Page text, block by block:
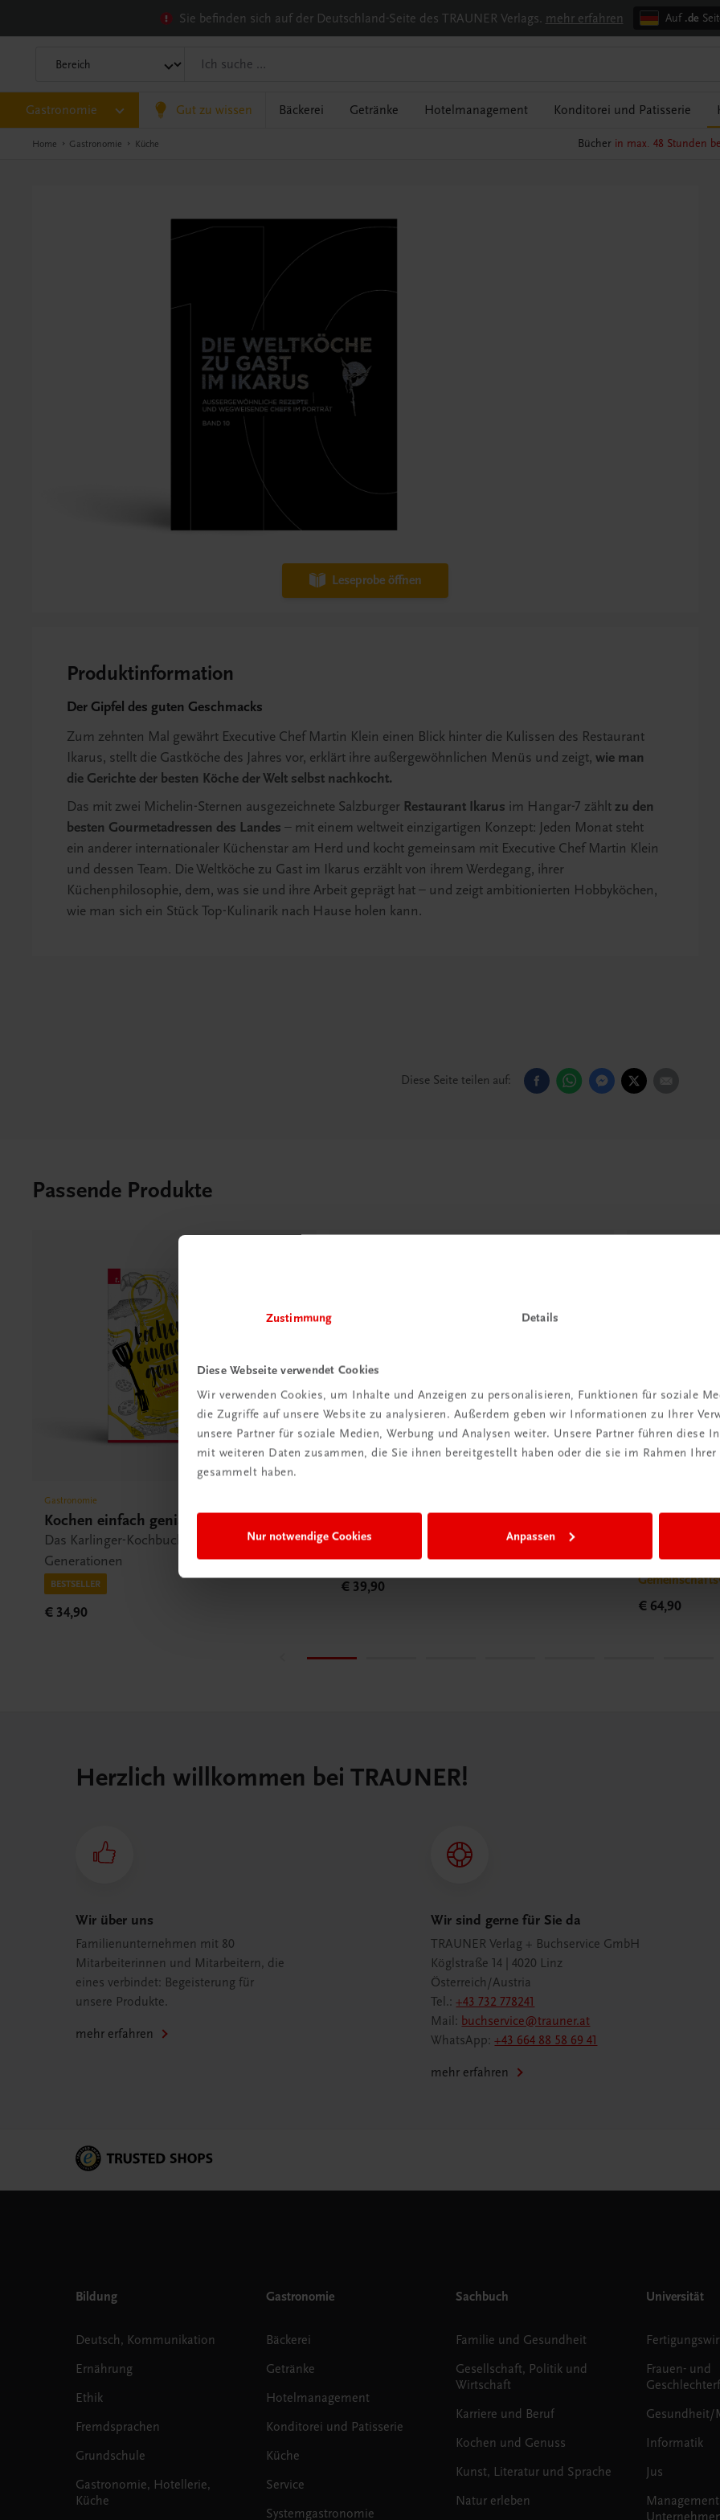
Zustimmung Details
Diese Webseite verwendet Cookies
Wir verwenden Cookies, um Inhalte und Anzeigen zu personalisieren, Funktionen für soziale
die Zugriffe auf unsere Website zu analysieren. Außerdem geben wir Informationen zu Ihrer
unsere Partner für soziale Medien, Werbung und Analysen weiter. Unsere Partner führen diese
mit weiteren Daten zusammen, die Sie ihnen bereitgestellt haben oder die sie im Rahmen
gesammelt haben.
Nur notwendige Cookies Anpassen
Sie befinden sich auf der Deutschland-Seite des TRAUNER Verlags. mehr erfahren Auf .de
Gastronomie Gut zu wissen Bäckerei Getränke Hotelmanagement Konditorei und Patisserie
Home Gastronomie Küche Bücher in max. 48 Stunden
Leseprobe öffnen
Produktinformation
Der Gipfel des guten Geschmacks
Zum zehnten Mal gewährt Executive Chef Martin Klein einen Blick hinter die Kulissen des Restaurant
Ikarus, stellt die Gastköche des Jahres vor, erklärt ihre außergewöhnlichen Menüs und zeigt,wie man
die Gerichte der besten Köche der Welt selbst nachkocht.
Das mit zwei Michelin-Sternen ausgezeichnete Salzburger Restaurant Ikarus im Hangar-7 zählt zu den
besten Gourmetadressen des Landes – mit einem weltweit einzigartigen Konzept: Jeden Monat steht
ein anderer internationaler Küchenstar am Herd und kocht gemeinsam mit Executive Chef Martin Klein
und dessen Team. Die Weltköche zu Gast im Ikarus erzählt von ihrem Werdegang, ihrer
Küchenphilosophie, dem, was sie und ihre Arbeit geprägt hat – und zeigt ambitionierten Hobbyköchen,
wie man sich ein Stück Top-Kulinarik nach Hause holen kann.
Diese Seite teilen auf:
Passende Produkte
Gastronomie
Kochen einfach genial
Das Karlinger-Kochbuch – Begleiter vieler
Generationen
BESTSELLER
€ 34,90
Kulinarische Diätküche – Gesund
kochen für Genießer
Diätküche, die schmeckt!
€ 39,90
Kochen im
Viele
Gastronomie •
€ 64,90
Herzlich willkommen bei TRAUNER!
Wir über uns
Familienunternehmen mit 80
Mitarbeiterinnen und Mitarbeitern, die
eines verbindet: Begeisterung für
unsere Produkte.
mehr erfahren
Wir sind gerne für Sie da
TRAUNER Verlag + Buchservice GmbH
Köglstraße 14 | 4020 Linz
Österreich/Austria
Tel.:+43 732 778241
Mail: buchservice@trauner.at
WhatsApp:+43 664 88 58 69 41
mehr erfahren
Bildung
Deutsch, Kommunikation
Ernährung
Ethik
Fremdsprachen
Grundschule
Gastronomie, Hotellerie,
Küche
Gastronomie
Bäckerei
Getränke
Hotelmanagement
Konditorei und Patisserie
Küche
Service
Systemgastronomie
Sachbuch
Familie und Gesundheit
Gesellschaft, Politik und
Wirtschaft
Karriere und Beruf
Kochen und Genuss
Kunst, Literatur und Sprache
Natur erleben
Universität
Frauen- und
Gesundheit/
Informatik
Jus